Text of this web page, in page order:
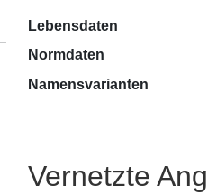
Lebensdaten
Normdaten
Namensvarianten
Vernetzte